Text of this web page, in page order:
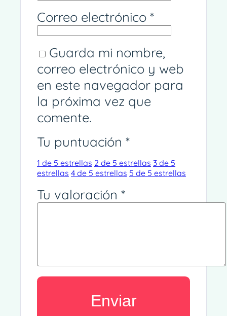
Correo electrónico *
Guarda mi nombre,
correo electrónico y web
en este navegador para
la próxima vez que
comente.
Tu puntuación *
1 de 5 estrellas 2 de 5 estrellas 3 de 5
estrellas 4 de 5 estrellas 5 de 5 estrellas
Tu valoración *